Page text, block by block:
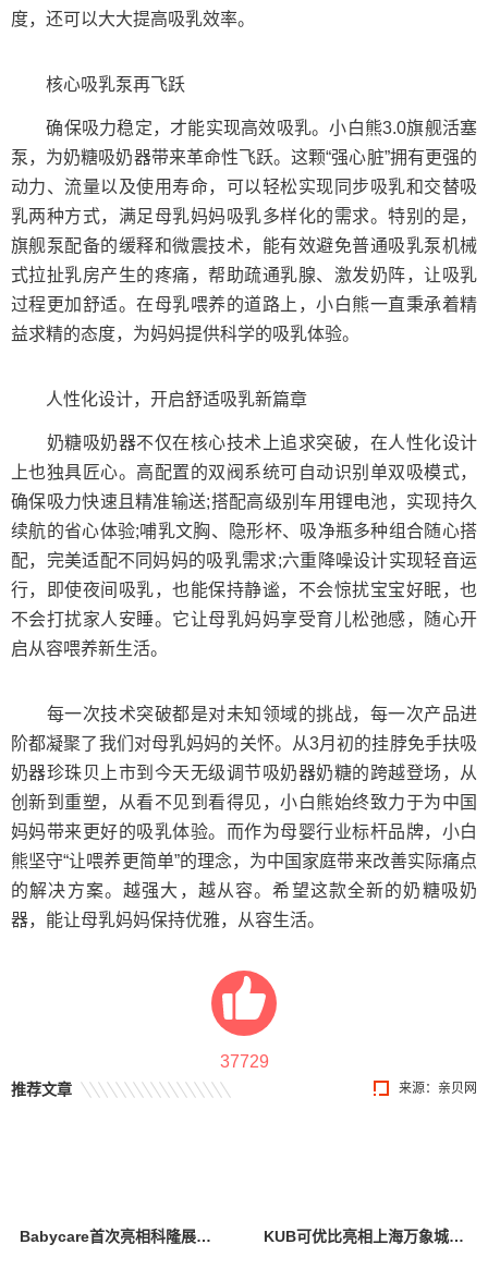
度，还可以大大提高吸乳效率。
核心吸乳泵再飞跃
确保吸力稳定，才能实现高效吸乳。小白熊3.0旗舰活塞
泵，为奶糖吸奶器带来革命性飞跃。这颗“强心脏”拥有更强的
动力、流量以及使用寿命，可以轻松实现同步吸乳和交替吸
乳两种方式，满足母乳妈妈吸乳多样化的需求。特别的是，
旗舰泵配备的缓释和微震技术，能有效避免普通吸乳泵机械
式拉扯乳房产生的疼痛，帮助疏通乳腺、激发奶阵，让吸乳
过程更加舒适。在母乳喂养的道路上，小白熊一直秉承着精
益求精的态度，为妈妈提供科学的吸乳体验。
人性化设计，开启舒适吸乳新篇章
奶糖吸奶器不仅在核心技术上追求突破，在人性化设计
上也独具匠心。高配置的双阀系统可自动识别单双吸模式，
确保吸力快速且精准输送;搭配高级别车用锂电池，实现持久
续航的省心体验;哺乳文胸、隐形杯、吸净瓶多种组合随心搭
配，完美适配不同妈妈的吸乳需求;六重降噪设计实现轻音运
行，即使夜间吸乳，也能保持静谧，不会惊扰宝宝好眠，也
不会打扰家人安睡。它让母乳妈妈享受育儿松弛感，随心开
启从容喂养新生活。
每一次技术突破都是对未知领域的挑战，每一次产品进
阶都凝聚了我们对母乳妈妈的关怀。从3月初的挂脖免手扶吸
奶器珍珠贝上市到今天无级调节吸奶器奶糖的跨越登场，从
创新到重塑，从看不见到看得见，小白熊始终致力于为中国
妈妈带来更好的吸乳体验。而作为母婴行业标杆品牌，小白
熊坚守“让喂养更简单”的理念，为中国家庭带来改善实际痛点
的解决方案。越强大，越从容。希望这款全新的奶糖吸奶
器，能让母乳妈妈保持优雅，从容生活。
37729
来源： 亲贝网
推荐文章
Babycare首次亮相科隆展，创新设计与卓越产品力引全球瞩目 KUB可优比亮相上海万象城，引领自然式养育新风尚